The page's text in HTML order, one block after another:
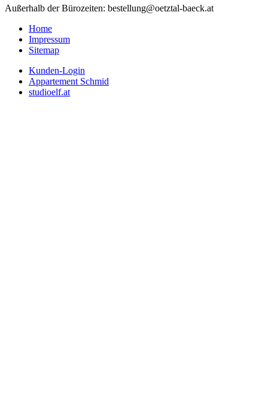
Außerhalb der Bürozeiten: bestellung@oetztal-baeck.at
Home
Impressum
Sitemap
Kunden-Login
Appartement Schmid
studioelf.at